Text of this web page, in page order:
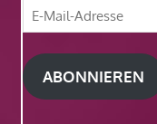
E-
Mail-
Adresse
ABONNIEREN